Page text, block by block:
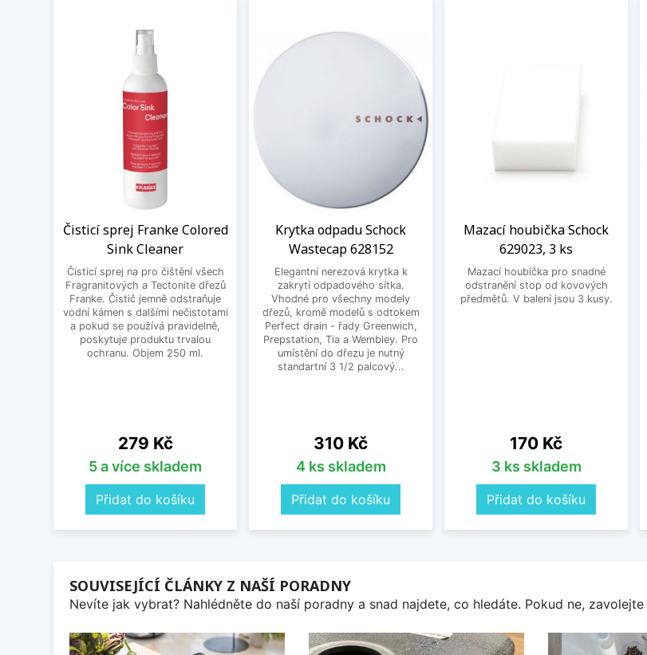
Čisticí sprej Franke Colored
Sink Cleaner
Čisticí sprej na pro čištění všech
Fragranitových a Tectonite dřezů
Franke. Čistič jemně odstraňuje
vodní kámen s dalšími nečistotami
a pokud se používá pravidelně,
poskytuje produktu trvalou
ochranu. Objem 250 ml.
Cena
279 Kč
5 a více skladem
Přidat do košíku
Krytka odpadu Schock
Wastecap 628152
Elegantní nerezová krytka k
zakrytí odpadového sítka.
Vhodné pro všechny modely
dřezů, kromě modelů s odtokem
Perfect drain - řady Greenwich,
Prepstation, Tia a Wembley. Pro
umístění do dřezu je nutný
standartní 3 1/2 palcový...
Cena
310 Kč
4 ks skladem
Přidat do košíku
Mazací houbička Schock
629023, 3 ks
Mazací houbička pro snadné
odstranění stop od kovových
předmětů. V balení jsou 3 kusy.
Cena
170 Kč
3 ks skladem
Přidat do košíku
SOUVISEJÍCÍ ČLÁNKY Z NAŠÍ PORADNY
Nevíte jak vybrat? Nahlédněte do naší poradny a snad najdete, co hledáte. Pokud ne,